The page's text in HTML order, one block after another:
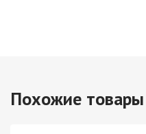
Похожие товары